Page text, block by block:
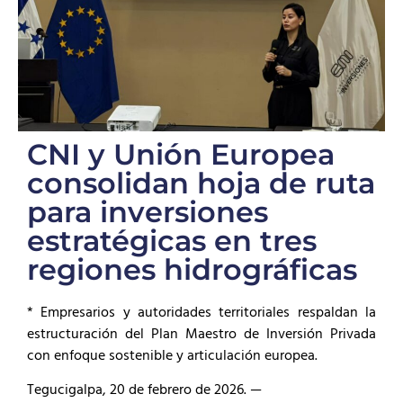
CNI y Unión Europea
consolidan hoja de ruta
para inversiones
estratégicas en tres
regiones hidrográficas
* Empresarios y autoridades territoriales respaldan la
estructuración del Plan Maestro de Inversión Privada
con enfoque sostenible y articulación europea.
Tegucigalpa, 20 de febrero de 2026. —